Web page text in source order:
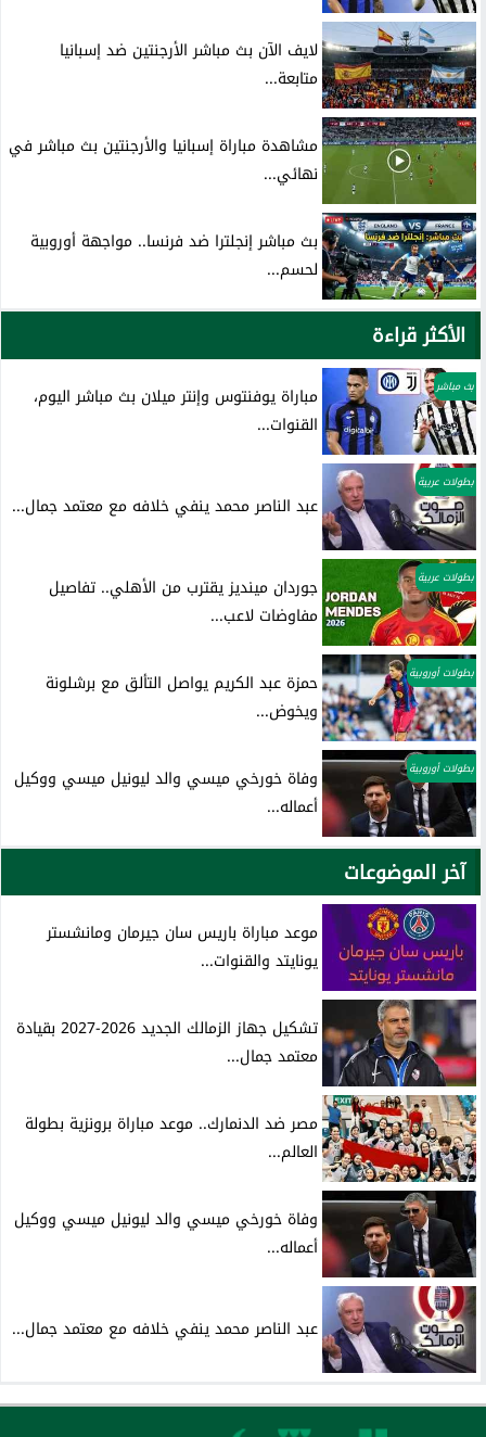
لايف الآن بث مباشر الأرجنتين ضد إسبانيا
متابعة...
مشاهدة مباراة إسبانيا والأرجنتين بث مباشر في
نهائي...
بث مباشر إنجلترا ضد فرنسا.. مواجهة أوروبية
لحسم...
الأكثر قراءة
بث مباشر
مباراة يوفنتوس وإنتر ميلان بث مباشر اليوم،
القنوات...
بطولات عربية
عبد الناصر محمد ينفي خلافه مع معتمد جمال...
بطولات عربية
جوردان مينديز يقترب من الأهلي.. تفاصيل
مفاوضات لاعب...
بطولات أوروبية
حمزة عبد الكريم يواصل التألق مع برشلونة
ويخوض...
بطولات أوروبية
وفاة خورخي ميسي والد ليونيل ميسي ووكيل
أعماله...
آخر الموضوعات
موعد مباراة باريس سان جيرمان ومانشستر
يونايتد والقنوات...
تشكيل جهاز الزمالك الجديد 2026-2027 بقيادة
معتمد جمال...
مصر ضد الدنمارك.. موعد مباراة برونزية بطولة
العالم...
وفاة خورخي ميسي والد ليونيل ميسي ووكيل
أعماله...
عبد الناصر محمد ينفي خلافه مع معتمد جمال...